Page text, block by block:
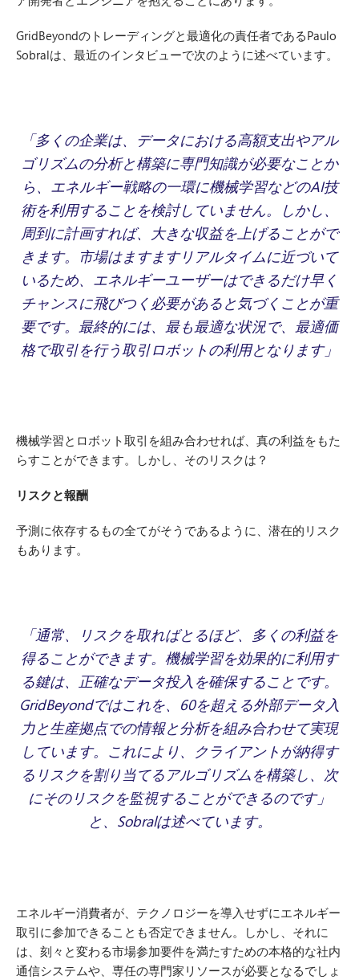
GridBeyondのトレーディングと最適化の責任者であるPaulo
Sobralは、最近のインタビューで次のように述べています。
「多くの企業は、データにおける高額支出やアル
ゴリズムの分析と構築に専門知識が必要なことか
ら、エネルギー戦略の一環に機械学習などのAI技
術を利用することを検討していません。しかし、
周到に計画すれば、大きな収益を上げることがで
きます。市場はますますリアルタイムに近づいて
いるため、エネルギーユーザーはできるだけ早く
チャンスに飛びつく必要があると気づくことが重
要です。最終的には、最も最適な状況で、最適価
格で取引を行う取引ロボットの利用となります」
機械学習とロボット取引を組み合わせれば、真の利益をもた
らすことができます。しかし、そのリスクは？
リスクと報酬
予測に依存するもの全てがそうであるように、潜在的リスク
もあります。
「通常、リスクを取ればとるほど、多くの利益を
得ることができます。機械学習を効果的に利用す
る鍵は、正確なデータ投入を確保することです。
GridBeyondではこれを、60を超える外部データ入
力と生産拠点での情報と分析を組み合わせて実現
しています。これにより、クライアントが納得す
るリスクを割り当てるアルゴリズムを構築し、次
にそのリスクを監視することができるのです」
と、Sobralは述べています。
エネルギー消費者が、テクノロジーを導入せずにエネルギー
取引に参加できることも否定できません。しかし、それに
は、刻々と変わる市場参加要件を満たすための本格的な社内
通信システムや、専任の専門家リソースが必要となるでしょ